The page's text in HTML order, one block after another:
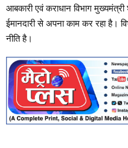
आबकारी एवं कराधान विभाग
ईमानदारी से अपना काम कर रहा है।
नीति है।